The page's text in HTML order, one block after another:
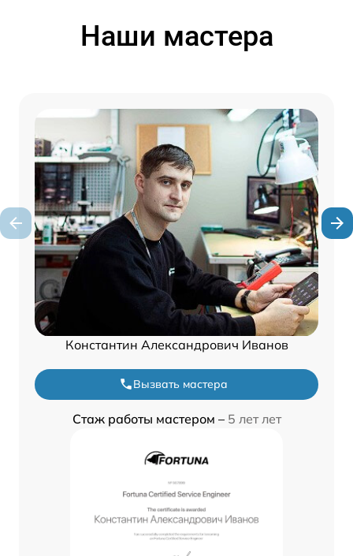
Наши мастера
Константин Александрович Иванов
Вызвать мастера
Стаж работы мастером – 5 лет лет